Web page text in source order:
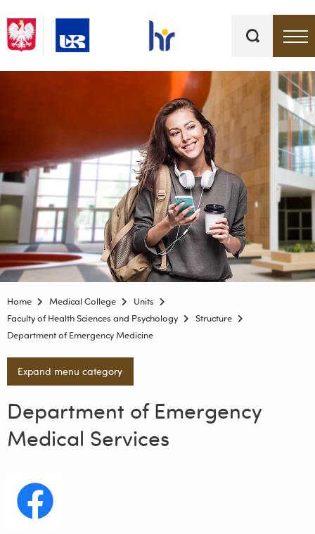
Home Medical College
Units
Faculty of Health Sciences and Psychology
Structure
Department of Emergency Medicine
Expand menu category
Department of Emergency
Medical Services